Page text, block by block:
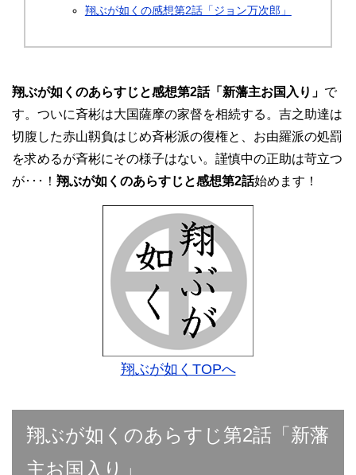
翔ぶが如くの感想第2話「ジョン万次郎」
翔ぶが如くのあらすじと感想第2話「新藩主お国入り」 で
す。ついに斉彬は大国薩摩の家督を相続する。吉之助達は
切腹した赤山靱負はじめ斉彬派の復権と、お由羅派の処罰
を求めるが斉彬にその様子はない。謹慎中の正助は苛立つ
が･･･！ 翔ぶが如くのあらすじと感想第2話始めます！
翔ぶが如くTOPへ
翔ぶが如くのあらすじ第2話「新藩
主お国入り」